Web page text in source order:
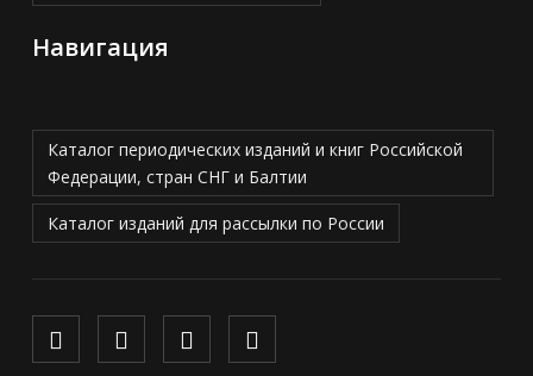
Навигация
Каталог периодических изданий и книг Российской
Федерации, стран СНГ и Балтии
Каталог изданий для рассылки по России